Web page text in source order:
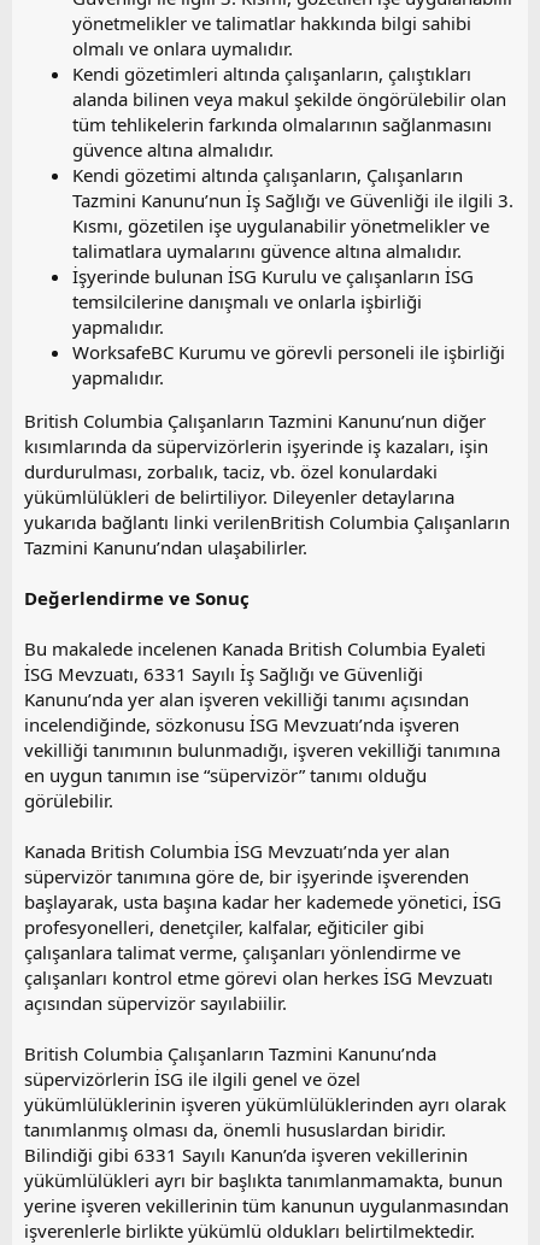
yönetmelikler ve talimatlar hakkında bilgi sahibi
olmalı ve onlara uymalıdır.
Kendi gözetimleri altında çalışanların, çalıştıkları
alanda bilinen veya makul şekilde öngörülebilir olan
tüm tehlikelerin farkında olmalarının sağlanmasını
güvence altına almalıdır.
Kendi gözetimi altında çalışanların, Çalışanların
Tazmini Kanunu’nun İş Sağlığı ve Güvenliği ile ilgili 3.
Kısmı, gözetilen işe uygulanabilir yönetmelikler ve
talimatlara uymalarını güvence altına almalıdır.
İşyerinde bulunan İSG Kurulu ve çalışanların İSG
temsilcilerine danışmalı ve onlarla işbirliği
yapmalıdır.
WorksafeBC Kurumu ve görevli personeli ile işbirliği
yapmalıdır.
British Columbia Çalışanların Tazmini Kanunu’nun diğer
kısımlarında da süpervizörlerin işyerinde iş kazaları, işin
durdurulması, zorbalık, taciz, vb. özel konulardaki
yükümlülükleri de belirtiliyor. Dileyenler detaylarına
yukarıda bağlantı linki verilenBritish Columbia Çalışanların
Tazmini Kanunu’ndan ulaşabilirler.
Değerlendirme ve Sonuç
Bu makalede incelenen Kanada British Columbia Eyaleti
İSG Mevzuatı, 6331 Sayılı İş Sağlığı ve Güvenliği
Kanunu’nda yer alan işveren vekilliği tanımı açısından
incelendiğinde, sözkonusu İSG Mevzuatı’nda işveren
vekilliği tanımının bulunmadığı, işveren vekilliği tanımına
en uygun tanımın ise “süpervizör” tanımı olduğu
görülebilir.
Kanada British Columbia İSG Mevzuatı’nda yer alan
süpervizör tanımına göre de, bir işyerinde işverenden
başlayarak, usta başına kadar her kademede yönetici, İSG
profesyonelleri, denetçiler, kalfalar, eğiticiler gibi
çalışanlara talimat verme, çalışanları yönlendirme ve
çalışanları kontrol etme görevi olan herkes İSG Mevzuatı
açısından süpervizör sayılabiilir.
British Columbia Çalışanların Tazmini Kanunu’nda
süpervizörlerin İSG ile ilgili genel ve özel
yükümlülüklerinin işveren yükümlülüklerinden ayrı olarak
tanımlanmış olması da, önemli hususlardan biridir.
Bilindiği gibi 6331 Sayılı Kanun’da işveren vekillerinin
yükümlülükleri ayrı bir başlıkta tanımlanmamakta, bunun
yerine işveren vekillerinin tüm kanunun uygulanmasından
işverenlerle birlikte yükümlü oldukları belirtilmektedir.